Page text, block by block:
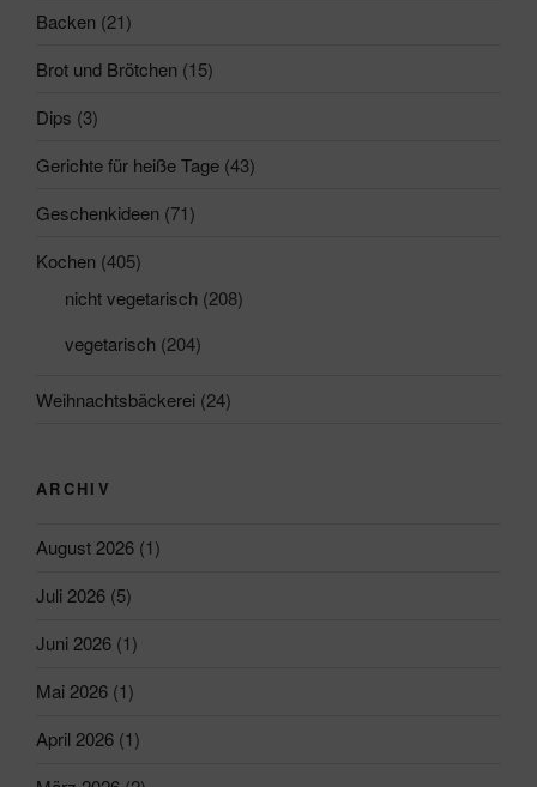
Backen (21)
Brot und Brötchen (15)
Dips (3)
Gerichte für heiße Tage (43)
Geschenkideen (71)
Kochen (405)
nicht vegetarisch (208)
vegetarisch (204)
Weihnachtsbäckerei (24)
ARCHIV
August 2026 (1)
Juli 2026 (5)
Juni 2026 (1)
Mai 2026 (1)
April 2026 (1)